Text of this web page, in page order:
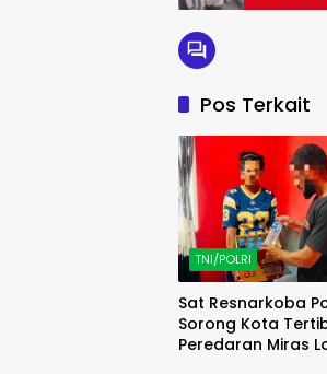
Pos Terkait
TNI/POLRI
Sat Resnarkoba
Sorong Kota
Peredaran Miras